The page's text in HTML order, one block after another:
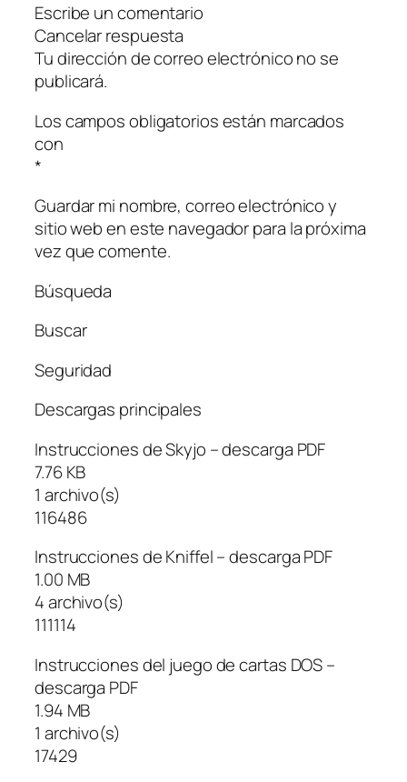
Escribe un comentario
Cancelar respuesta
Tu dirección de correo electrónico no se
publicará.
Los campos obligatorios están marcados
con
*
Guardar mi nombre, correo electrónico y
sitio web en este navegador para la próxima
vez que comente.
Búsqueda
Buscar
Seguridad
Descargas principales
Instrucciones de Skyjo – descarga PDF
7.76 KB
1 archivo(s)
116486
Instrucciones de Kniffel – descarga PDF
1.00 MB
4 archivo(s)
111114
Instrucciones del juego de cartas DOS –
descarga PDF
1.94 MB
1 archivo(s)
17429